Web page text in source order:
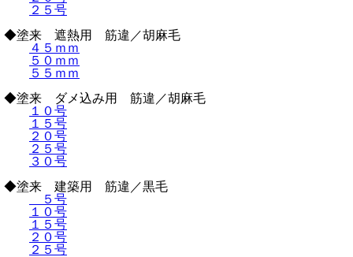
２５号
◆塗来 遮熱用 筋違／胡麻毛
４５ｍｍ
５０ｍｍ
５５ｍｍ
◆塗来 ダメ込み用 筋違／胡麻毛
１０号
１５号
２０号
２５号
３０号
◆塗来 建築用 筋違／黒毛
５号
１０号
１５号
２０号
２５号